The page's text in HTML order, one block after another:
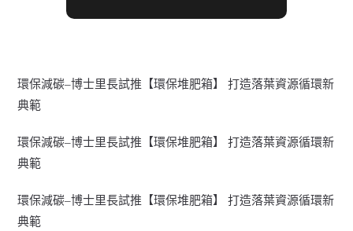
環保減碳–博士里長試推【環保堆肥箱】 打造落葉資源循環新
典範
環保減碳–博士里長試推【環保堆肥箱】 打造落葉資源循環新
典範
環保減碳–博士里長試推【環保堆肥箱】 打造落葉資源循環新
典範